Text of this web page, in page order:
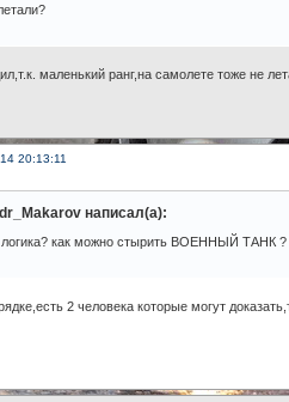
маленький ранг,на самолете тоже не
20:13:11
написал(а):
логика? как можно стырить ВОЕННЫЙ ТАНК ?
2 человека которые могут